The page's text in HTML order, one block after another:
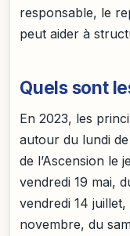
responsable, le
peut aider à
Quels sont
En 2023, les
autour du lundi
de l’Ascension le
vendredi 19 mai,
vendredi 14
novembre, du